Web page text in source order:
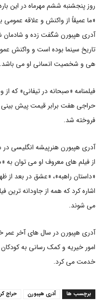
روز پنجشنبه ششم مهرماه در این
«ما عمیقاً از واکنش و علاقه
آدری هپبورن شگفت زده و شادمان
تاریخ سینما بوده است و واکنش
هی و شخصیت انسانی او می
فیلمنامه «صبحانه در تیفانی» که
فروخته شد.
از فیلم های معروف او می توان به
«داستان راهبه»، «عشق در بعد از
اشاره کرد که همه از جاودانه
می شوند.
آدری هپبورن در سال های آخر عمر
امور خیریه و کمک رسانی به
خدمت می کرد.
برچسب ها آدری هپبورن حراج